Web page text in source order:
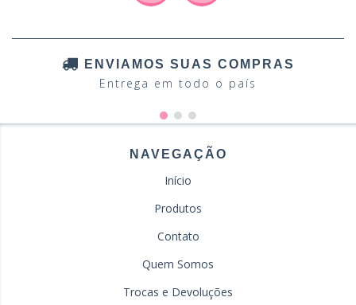
ENVIAMOS SUAS COMPRAS
Entrega em todo o país
NAVEGAÇÃO
Início
Produtos
Contato
Quem Somos
Trocas e Devoluções